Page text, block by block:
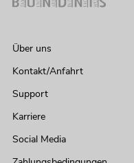
Über uns
Kontakt/Anfahrt
Support
Karriere
Social Media